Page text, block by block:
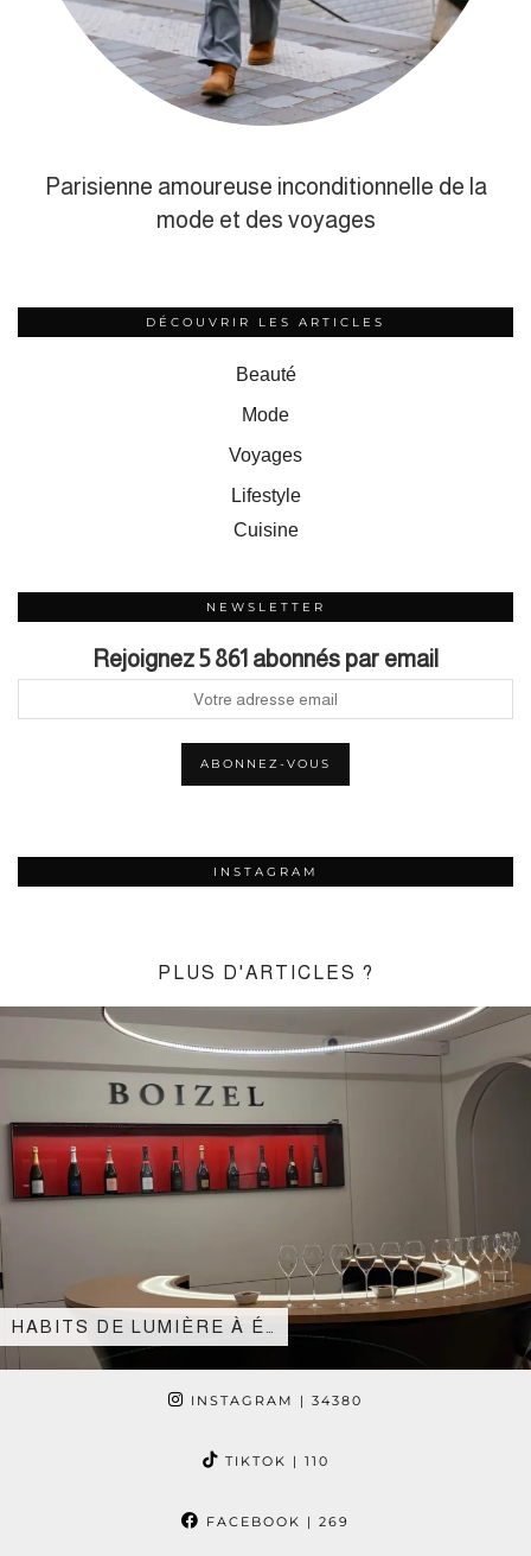
Parisienne amoureuse inconditionnelle de la
mode et des voyages
DÉCOUVRIR LES ARTICLES
Beauté
Mode
Voyages
Lifestyle
Cuisine
NEWSLETTER
Rejoignez 5 861 abonnés par email
INSTAGRAM
PLUS D'ARTICLES ?
HABITS DE LUMIÈRE À É…
INSTAGRAM | 34380
TIKTOK | 110
FACEBOOK | 269